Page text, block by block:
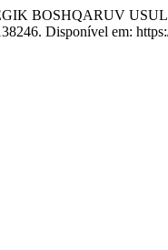
BOSHQARUV
Disponível em: